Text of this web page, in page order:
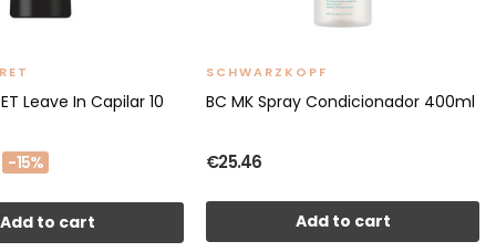
Leave In Capilar 10
-15%
Add to cart
SCHWARZKOPF
BC MK Spray Condicionador 400ml
€25.46
Add to cart